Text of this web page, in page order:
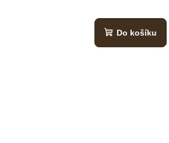
Do košíku